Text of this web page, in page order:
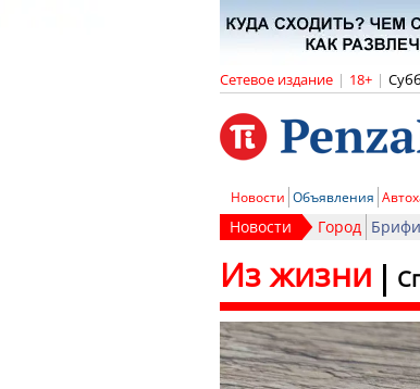
Сетевое издание | 18+ |
Новости Объявления
Новости Город
Из жизни